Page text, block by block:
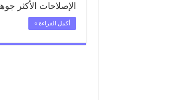
الإصلاحات الأكثر
أكمل القراءة »